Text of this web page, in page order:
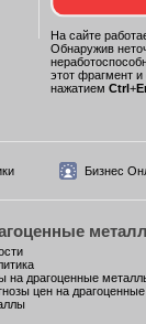
На сайте
Обнаружив
этот фрагмент и
нажатием Ctrl +
Бизнес
на драгоценные
цен на драгоценные